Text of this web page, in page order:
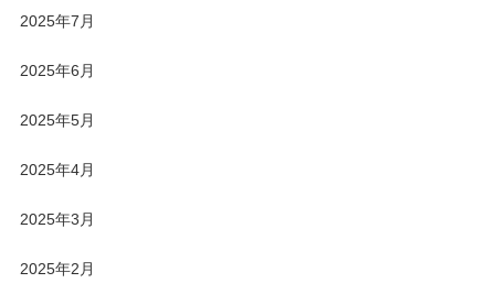
2025年7月
2025年6月
2025年5月
2025年4月
2025年3月
2025年2月